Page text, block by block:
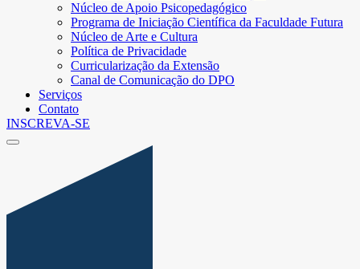
Núcleo de Apoio Psicopedagógico
Programa de Iniciação Científica da Faculdade Futura
Núcleo de Arte e Cultura
Política de Privacidade
Curricularização da Extensão
Canal de Comunicação do DPO
Serviços
Contato
INSCREVA-SE